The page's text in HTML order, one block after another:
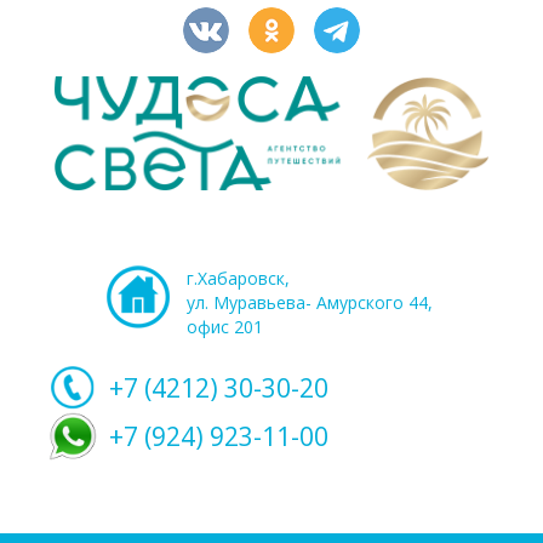
г.Хабаровск,
ул. Муравьева- Амурского 44,
офис 201
+7 (4212) 30-30-20
+7 (924) 923-11-00